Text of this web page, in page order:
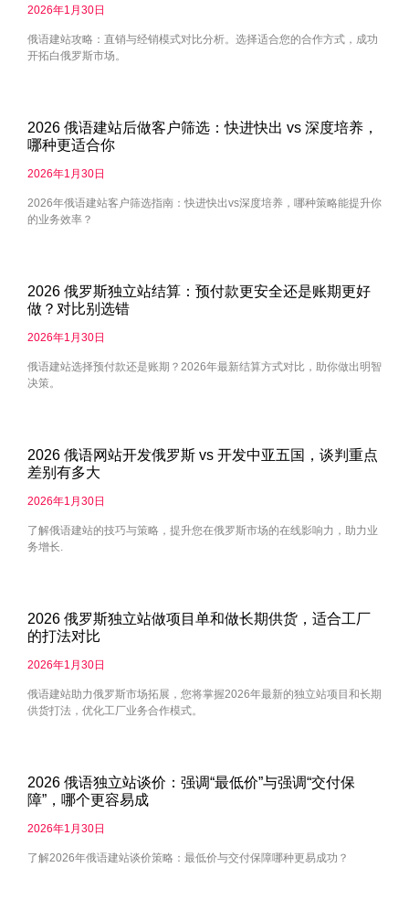
2026年1月30日
俄语建站攻略：直销与经销模式对比分析。选择适合您的合作方式，成功
开拓白俄罗斯市场。
2026 俄语建站后做客户筛选：快进快出 vs 深度培养，
哪种更适合你
2026年1月30日
2026年俄语建站客户筛选指南：快进快出vs深度培养，哪种策略能提升你
的业务效率？
2026 俄罗斯独立站结算：预付款更安全还是账期更好
做？对比别选错
2026年1月30日
俄语建站选择预付款还是账期？2026年最新结算方式对比，助你做出明智
决策。
2026 俄语网站开发俄罗斯 vs 开发中亚五国，谈判重点
差别有多大
2026年1月30日
了解俄语建站的技巧与策略，提升您在俄罗斯市场的在线影响力，助力业
务增长.
2026 俄罗斯独立站做项目单和做长期供货，适合工厂
的打法对比
2026年1月30日
俄语建站助力俄罗斯市场拓展，您将掌握2026年最新的独立站项目和长期
供货打法，优化工厂业务合作模式。
2026 俄语独立站谈价：强调“最低价”与强调“交付保
障”，哪个更容易成
2026年1月30日
了解2026年俄语建站谈价策略：最低价与交付保障哪种更易成功？